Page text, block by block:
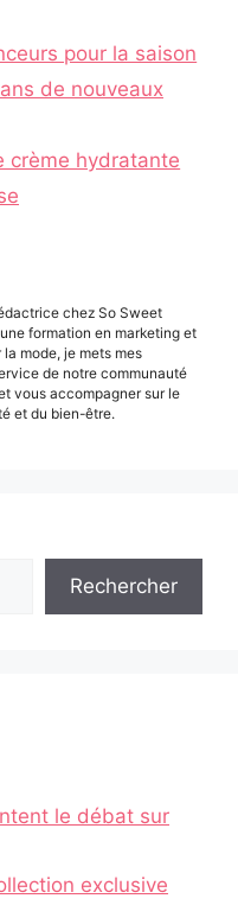
pour la saison
de nouveaux
crème hydratante
chez So Sweet
formation en marketing et
mode, je mets mes
de notre communauté
vous accompagner sur le
et du bien-être.
Rechercher
le débat sur
exclusive